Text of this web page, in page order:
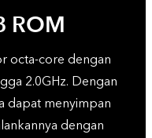
ROM
octa-core dengan
2.0GHz. Dengan
dapat menyimpan
dengan